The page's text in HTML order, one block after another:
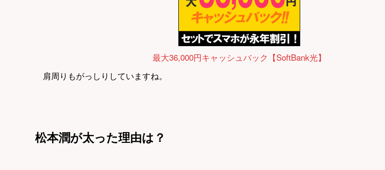
最大36,000円キャッシュバック【SoftBank光】
肩周りもがっしりしていますね。
松本潤が太った理由は？